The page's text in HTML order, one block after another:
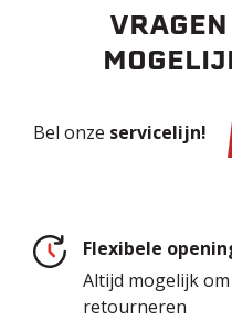
VRAGEN
Bel onze servicelijn!
Flexibele
Altijd mogelijk
retourneren